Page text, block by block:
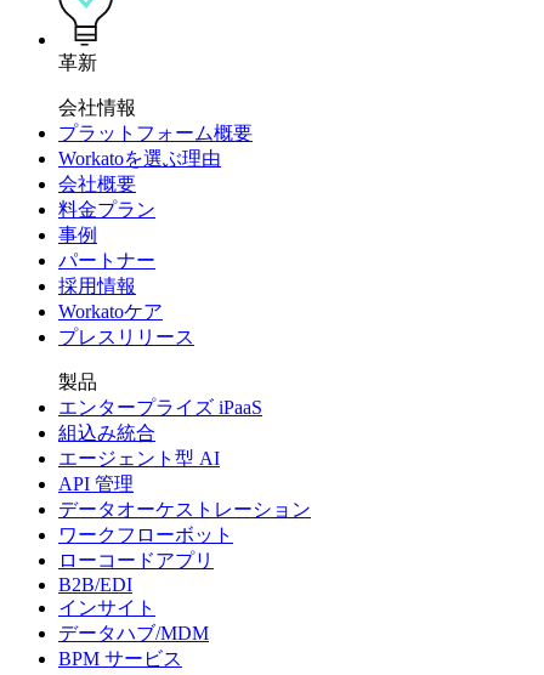
革新
会社情報
プラットフォーム概要
Workatoを選ぶ理由
会社概要
料金プラン
事例
パートナー
採用情報
Workatoケア
プレスリリース
製品
エンタープライズ iPaaS
組込み統合
エージェント型 AI
API 管理
データオーケストレーション
ワークフローボット
ローコードアプリ
B2B/EDI
インサイト
データハブ/MDM
BPM サービス